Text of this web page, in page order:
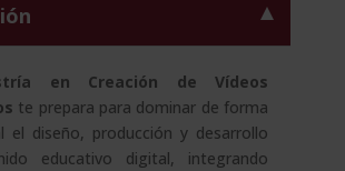
en Creación de Vídeos
te prepara para dominar de forma
el diseño, producción y desarrollo
educativo digital, integrando